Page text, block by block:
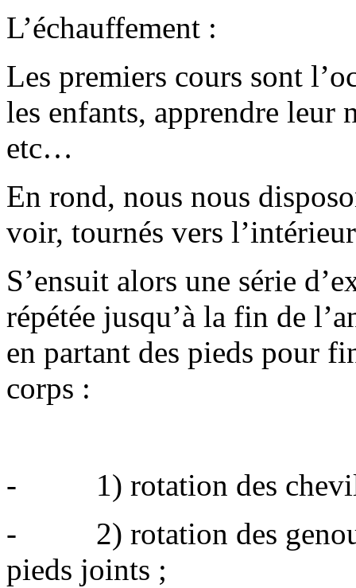
L’échauffement :
Les premiers cours sont
les enfants, apprendre
etc…
En rond, nous nous
voir, tournés vers
S’ensuit alors une série
répétée jusqu’à la fin de
en partant des pieds pour
corps :
- 1) rotation des
- 2) rotation des genoux
pieds joints ;